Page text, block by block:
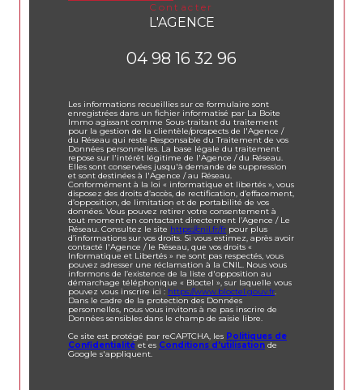
contacter
L'AGENCE
04 98 16 32 96
Les informations recueillies sur ce formulaire sont
enregistrées dans un fichier informatisé par La Boite
Immo agissant comme Sous-traitant du traitement
pour la gestion de la clientèle/prospects de l'Agence /
du Réseau qui reste Responsable du Traitement de vos
Données personnelles. La base légale du traitement
repose sur l'intérêt légitime de l'Agence / du Réseau.
Elles sont conservées jusqu'à demande de suppression
et sont destinées à l'Agence / au Réseau.
Conformément à la loi « informatique et libertés », vous
disposez des droits d’accès, de rectification, d’effacement,
d’opposition, de limitation et de portabilité de vos
données. Vous pouvez retirer votre consentement à
tout moment en contactant directement l’Agence / Le
Réseau. Consultez le site https://cnil.fr/fr pour plus
d’informations sur vos droits. Si vous estimez, après avoir
contacté l'Agence / le Réseau, que vos droits «
Informatique et Libertés » ne sont pas respectés, vous
pouvez adresser une réclamation à la CNIL. Nous vous
informons de l’existence de la liste d'opposition au
démarchage téléphonique « Bloctel », sur laquelle vous
pouvez vous inscrire ici : https://www.bloctel.gouv.fr.
Dans le cadre de la protection des Données
personnelles, nous vous invitons à ne pas inscrire de
Données sensibles dans le champ de saisie libre.
Ce site est protégé par reCAPTCHA, les Politiques de
Confidentialité et es Conditions d'utilisation de
Google s'appliquent.